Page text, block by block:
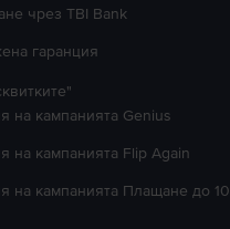
чрез TBI Bank
гаранция
на кампанията Genius
на кампанията Flip Again
на кампанията Плащане до